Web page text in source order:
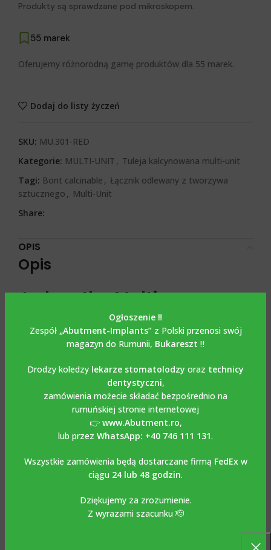
Ogłoszenie ‼️
Zespół „Abutment-Implants”z Polski przenosi swój
magazyn do Rumunii, Bukareszt ‼️
Drodzy koledzy lekarze stomatolodzy oraz technicy
dentystyczni,
zamówienia możecie składać bezpośrednio na
rumuńskiej stronie internetowej
👉 www.Abutment.ro,
lub przez WhatsApp: +40 746 111 131.
Wszystkie zamówienia będą dostarczane firmą FedExw
ciągu 24 lub 48 godzin.
Dziękujemy za zrozumienie.
Z wyrazami szacunku 🫡
Produkty są sprawdzane pod mikroskopem.
55 marek
Oferujemy różnorodną gamę produktów dla 55 marek.
Dodaj do listy życzeń
SKU: MU.301-RED
Kategorie: MULTI-UNIT , Tuleja kalcynowana multi-unit
Tagi: Bont calcinable , Łącznik odlewany z tworzywa
sztucznego , Multi-Unit
Share:
OPIS
Opis
Jednostka Multi z
tworzywa sztucznego z
wkrętem / Jednostka Multi
z tworzywa sztucznego
kompatybilna z
STRAUMANN BONE LEVEL
sztucznego Multi Unit kompatybilny z STRAUMANN BONE
stosuje się do odlewów wykonanych ze stopów
w Multi Unit. Zalecany moment obrotowy 15 Ncm.